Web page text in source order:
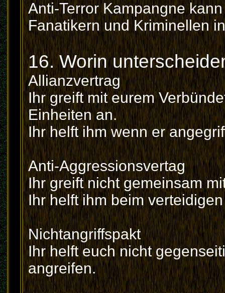
Anti-Terror Kampangne
Fanatikern und Kriminellen
16. Worin
Allianzvertrag
Ihr greift mit eurem
Einheiten an.
Ihr helft ihm wenn er
Anti-Aggressionsvertag
Ihr greift nicht gemeinsam
Ihr helft ihm beim verteidigen
Nichtangriffspakt
Ihr helft euch nicht
angreifen.